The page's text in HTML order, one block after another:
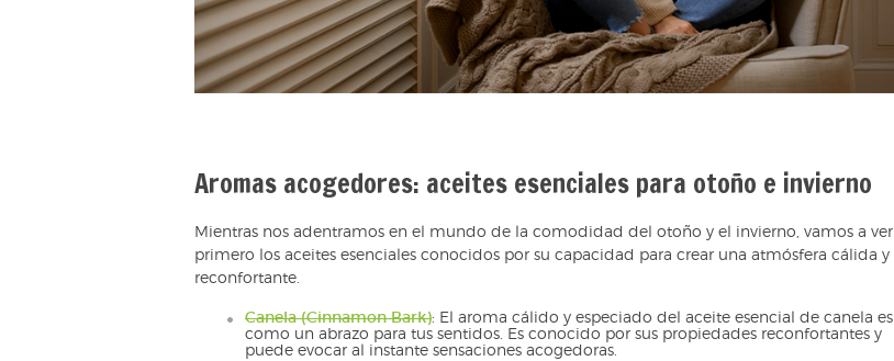
Aromas acogedores: aceites esenciales para otoño e invierno
Mientras nos adentramos en el mundo de la comodidad del otoño y el invierno, vamos a ver
primero los aceites esenciales conocidos por su capacidad para crear una atmósfera cálida y
reconfortante.
Canela (Cinnamon Bark): El aroma cálido y especiado del aceite esencial de canela es
como un abrazo para tus sentidos. Es conocido por sus propiedades reconfortantes y
puede evocar al instante sensaciones acogedoras.